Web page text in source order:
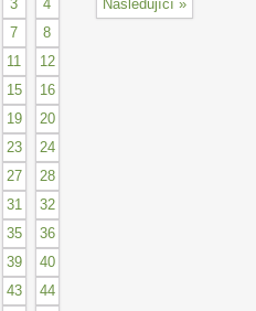
3
4
7
8
11
12
15
16
19
20
23
24
27
28
31
32
35
36
39
40
43
44
Následující »